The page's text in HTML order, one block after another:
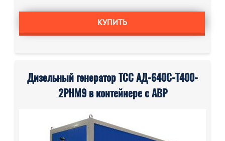
КУПИТЬ
Дизельный генератор ТСС АД-640С-Т400-
2РНМ9 в контейнере с АВР